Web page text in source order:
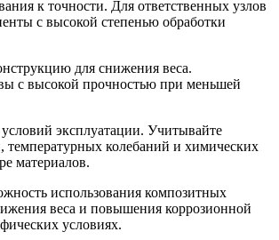
к точности. Для ответственных узлов
с высокой степенью обработки
для снижения веса.
с высокой прочностью при меньшей
эксплуатации. Учитывайте
температурных колебаний и химических
материалов.
использования композитных
веса и повышения коррозионной
условиях.